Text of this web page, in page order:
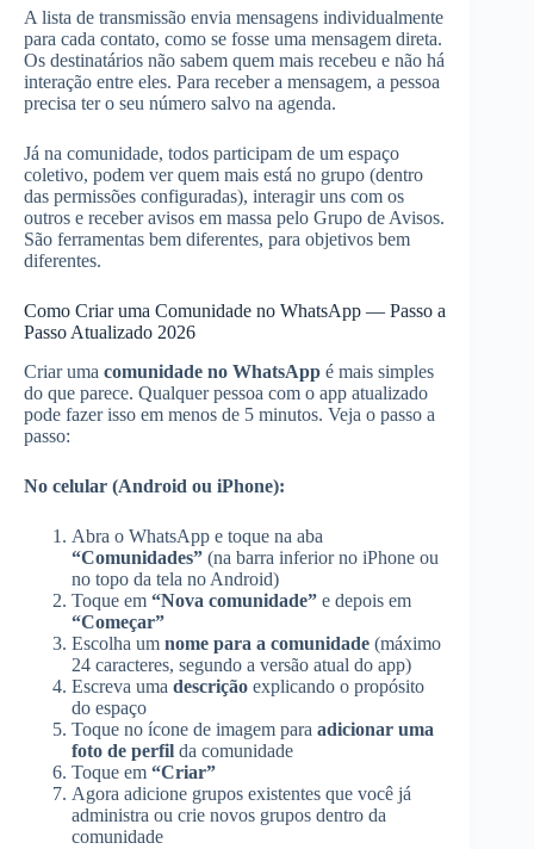
A lista de transmissão envia mensagens individualmente
para cada contato, como se fosse uma mensagem direta.
Os destinatários não sabem quem mais recebeu e não há
interação entre eles. Para receber a mensagem, a pessoa
precisa ter o seu número salvo na agenda.
Já na comunidade, todos participam de um espaço
coletivo, podem ver quem mais está no grupo (dentro
das permissões configuradas), interagir uns com os
outros e receber avisos em massa pelo Grupo de Avisos.
São ferramentas bem diferentes, para objetivos bem
diferentes.
Como Criar uma Comunidade no WhatsApp — Passo a
Passo Atualizado 2026
Criar uma comunidade no WhatsApp é mais simples
do que parece. Qualquer pessoa com o app atualizado
pode fazer isso em menos de 5 minutos. Veja o passo a
passo:
No celular (Android ou iPhone):
Abra o WhatsApp e toque na aba
“Comunidades” (na barra inferior no iPhone ou
no topo da tela no Android)
Toque em “Nova comunidade” e depois em
“Começar”
Escolha um nome para a comunidade (máximo
24 caracteres, segundo a versão atual do app)
Escreva uma descrição explicando o propósito
do espaço
Toque no ícone de imagem para adicionar uma
foto de perfil da comunidade
Toque em “Criar”
Agora adicione grupos existentes que você já
administra ou crie novos grupos dentro da
comunidade